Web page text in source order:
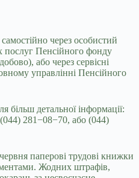
через особистий
послуг Пенсійного фонду
або через сервісні
управлінні Пенсійного
більш детальної інформації:
281−08−70, або (044)
паперові трудові книжки
Жодних штрафів,